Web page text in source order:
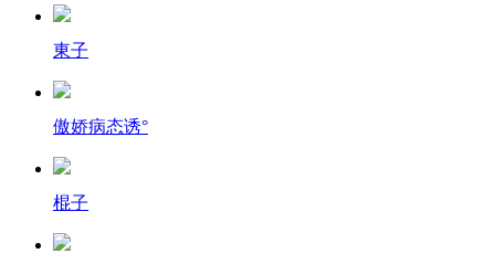
東子
傲娇病态诱°
棍子